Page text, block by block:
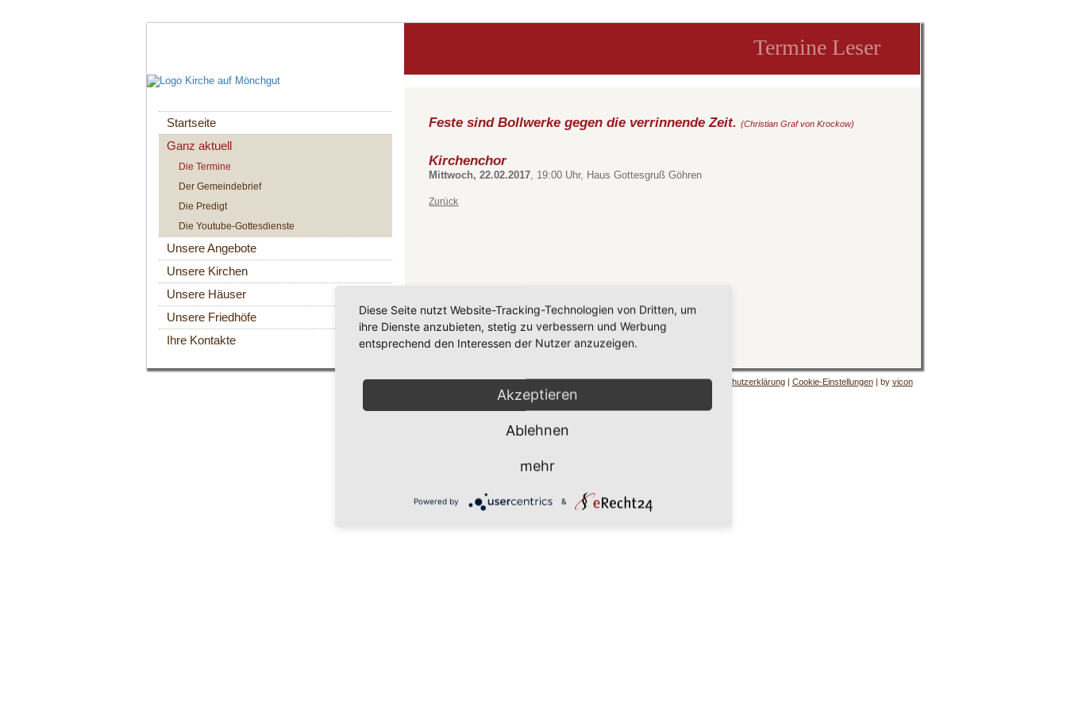
Termine Leser
Feste sind Bollwerke gegen die verrinnende Zeit.(Christian Graf von Krockow)
Kirchenchor
Mittwoch, 22.02.2017, 19:00 Uhr, Haus Gottesgruß Göhren
Zurück
Navigation
überspringen
Startseite
Ganz aktuell
Die Termine
Der Gemeindebrief
Die Predigt
Die Youtube-Gottesdienste
Unsere Angebote
Unsere Kirchen
Unsere Häuser
Unsere Friedhöfe
Ihre Kontakte
Mönchgut 2026 |Impressum|Datenschutzerklärung| Cookie-Einstellungen| by vicon
Diese Seite nutzt Website-Tracking-Technologien von Dritten, um
ihre Dienste anzubieten, stetig zu verbessern und Werbung
entsprechend den Interessen der Nutzer anzuzeigen.
Akzeptieren
Ablehnen
mehr
Powered by &